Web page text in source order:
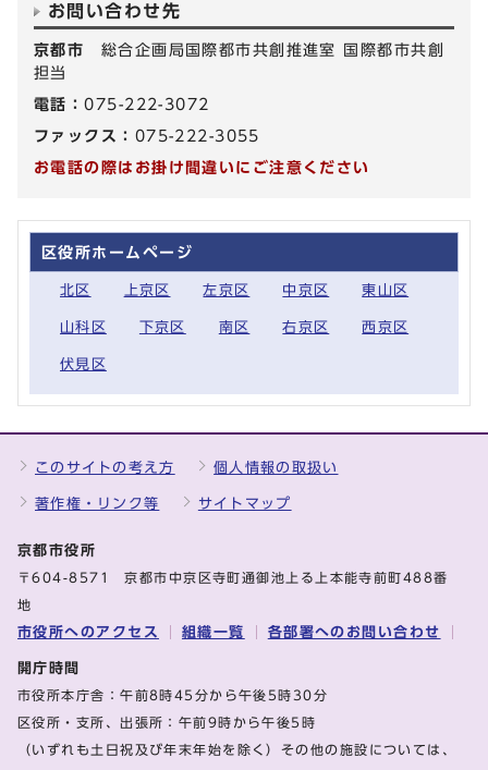
お問い合わせ先
京都市 総合企画局国際都市共創推進室 国際都市共創
担当
電話：075-222-3072
ファックス： 075-222-3055
お電話の際はお掛け間違いにご注意ください
区役所ホームページ
北区 上京区 左京区 中京区 東山区
山科区 下京区 南区 右京区 西京区
伏見区
このサイトの考え方 個人情報の取扱い
著作権・リンク等 サイトマップ
京都市役所
〒604-8571 京都市中京区寺町通御池上る上本能寺前町488番
地
市役所へのアクセス 組織一覧 各部署へのお問い合わせ
開庁時間
市役所本庁舎：午前8時45分から午後5時30分
区役所・支所、出張所：午前9時から午後5時
（いずれも土日祝及び年末年始を除く）その他の施設については、